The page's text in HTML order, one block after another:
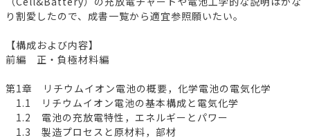
り割愛したので、成書一覧から適宜参照願いたい。
【構成および内容】
前編 正・負極材料編
第1章 リチウムイオン電池の概要，化学電池の電気化学
1.1 リチウムイオン電池の基本構成と電気化学
1.2 電池の充放電特性，エネルギーとパワー
1.3 製造プロセスと原材料，部材